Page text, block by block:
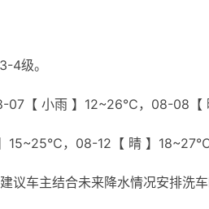
4级。
07【 小雨 】12~26℃，08-08
15~25℃，08-12【 晴 】18~27℃
议车主结合未来降水情况安排洗